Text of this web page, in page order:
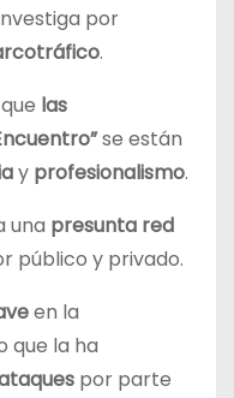
por
.
que las
se están
y profesionalismo.
una presunta red
público y privado.
en la
que la ha
por parte